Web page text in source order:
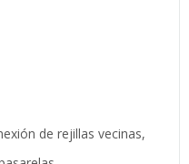
de rejillas vecinas,